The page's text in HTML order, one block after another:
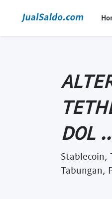
DOL
Stablecoin,
Tabungan,